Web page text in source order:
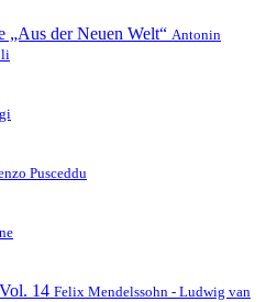
der Neuen Welt“ Antonin
Pusceddu
14 Felix Mendelssohn - Ludwig van